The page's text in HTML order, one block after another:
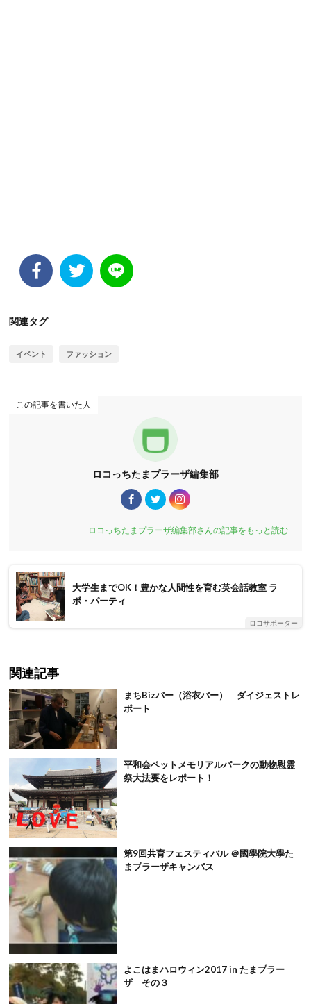
関連タグ
イベント ファッション
この記事を書いた人
ロコっちたまプラーザ編集部
ロコっちたまプラーザ編集部さんの記事をもっと読む
大学生までOK！豊かな人間性を育む英会話教室 ラ
ボ・パーティ
ロコサポーター
関連記事
まちBizバー（浴衣バー） ダイジェストレ
ポート
平和会ペットメモリアルパークの動物慰霊
祭大法要をレポート！
第9回共育フェスティバル ＠國學院大學た
まプラーザキャンパス
よこはまハロウィン2017 in たまプラー
ザ その３